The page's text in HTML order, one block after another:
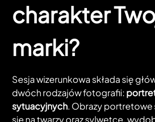
charakter
marki?
Sesja wizerunkowa składa się
dwóch rodzajów fotografii:
sytuacyjnych. Obrazy portretowe
się na twarzy oraz sylwetce,